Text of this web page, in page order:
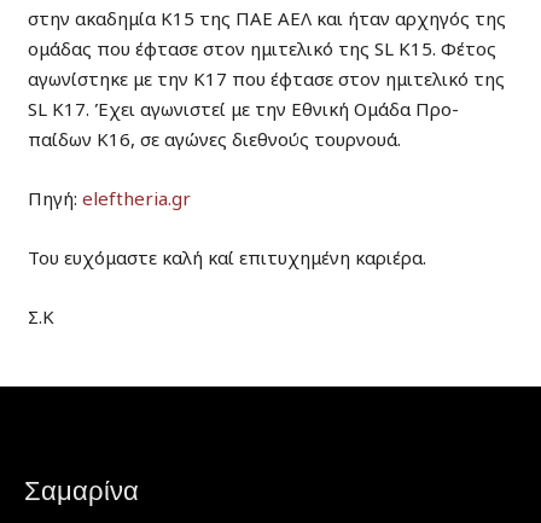
στην ακαδημία Κ15 της ΠΑΕ ΑΕΛ και ήταν αρχηγός της
ομάδας που έφτασε στον ημιτελικό της SL K15. Φέτος
αγωνίστηκε με την Κ17 που έφτασε στον ημιτελικό της
SL K17. Έχει αγωνιστεί με την Εθνική Ομάδα Προ-
παίδων Κ16, σε αγώνες διεθνούς τουρνουά.
Πηγή:eleftheria.gr
Του ευχόμαστε καλή καί επιτυχημένη καριέρα.
Σ.Κ
Σαμαρίνα